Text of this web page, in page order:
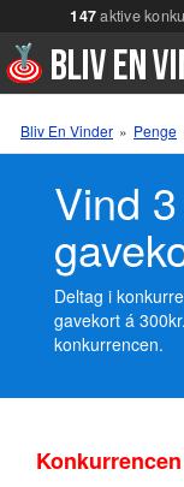
147aktive
Bliv En Vinder » Penge
Vind
Deltag i
gavekort á
konkurrencen.